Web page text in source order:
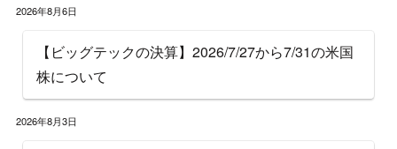
2026年8月6日
【ビッグテックの決算】2026/7/27から7/31の米国
株について
2026年8月3日